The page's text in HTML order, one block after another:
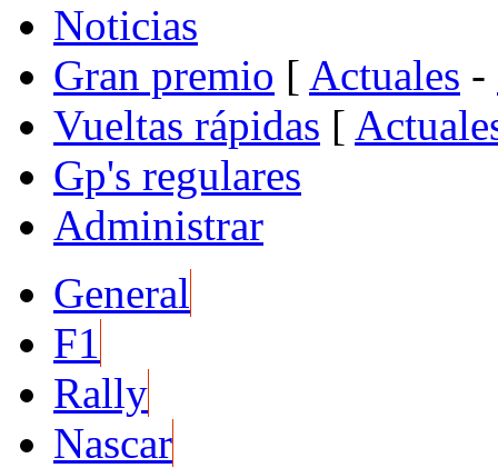
Noticias
Gran premio [ Actuales -
Vueltas rápidas [
Gp's regulares
Administrar
General
F1
Rally
Nascar